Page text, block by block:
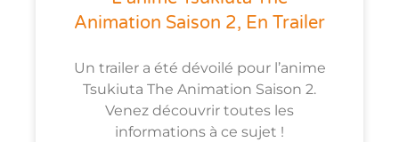
Animation Saison 2, En Trailer
Un trailer a été dévoilé pour l’anime
Tsukiuta The Animation Saison 2.
Venez découvrir toutes les
informations à ce sujet !